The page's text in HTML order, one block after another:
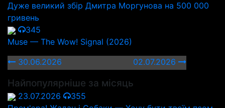
Дуже великий збір Дмитра Моргунова на 500 000
гривень
345
Muse — The Wow! Signal (2026)
30.06.2026
02.07.2026
Найпопулярніше за місяць
23.07.2026
355